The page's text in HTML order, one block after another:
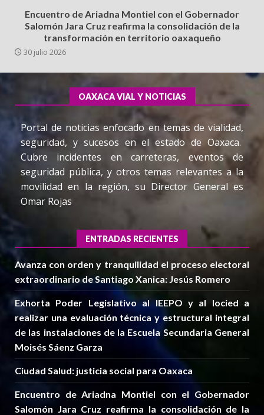
Encuentro de Ariadna Montiel con el Gobernador
Salomón Jara Cruz reafirma la consolidación de la
transformación en territorio oaxaqueño
30 julio 2026
OAXACA VIAL Y NOTICIAS
Portal de noticias enfocado en temas de vialidad,
seguridad, y sucesos en el estado de Oaxaca.
Cubre incidentes en carreteras, eventos de
seguridad pública, y otros temas relevantes a la
movilidad en la región, su Director General es
Omar Rojas
ENTRADAS RECIENTES
Avanza con orden y tranquilidad el proceso electoral
extraordinario de Santiago Xanica: Jesús Romero
Exhorta Poder Legislativo al IEEPO y al Iocied a
realizar una evaluación técnica y estructural integral
de las instalaciones de la Escuela Secundaria General
Moisés Sáenz Garza
Ciudad Salud: justicia social para Oaxaca
Encuentro de Ariadna Montiel con el Gobernador
Salomón Jara Cruz reafirma la consolidación de la